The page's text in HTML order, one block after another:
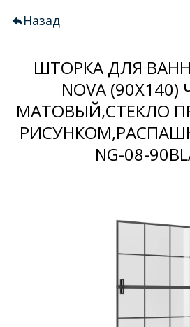
Унитазы
Мебель для ванных
Ванны
Кухонные мойки
Аксессуары для ванных
Назад
ШТОРКА ДЛЯ
NOVA
МАТОВЫЙ,СТЕКЛО
NG-08-